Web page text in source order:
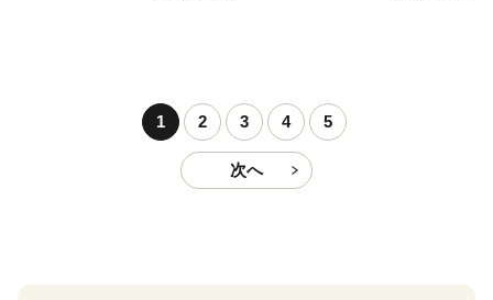
1 2 3 4 5
次へ